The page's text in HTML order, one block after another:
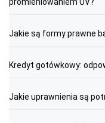
promieniowaniem UV?
Jakie są formy prawne
Kredyt gotówkowy:
Jakie uprawnienia są